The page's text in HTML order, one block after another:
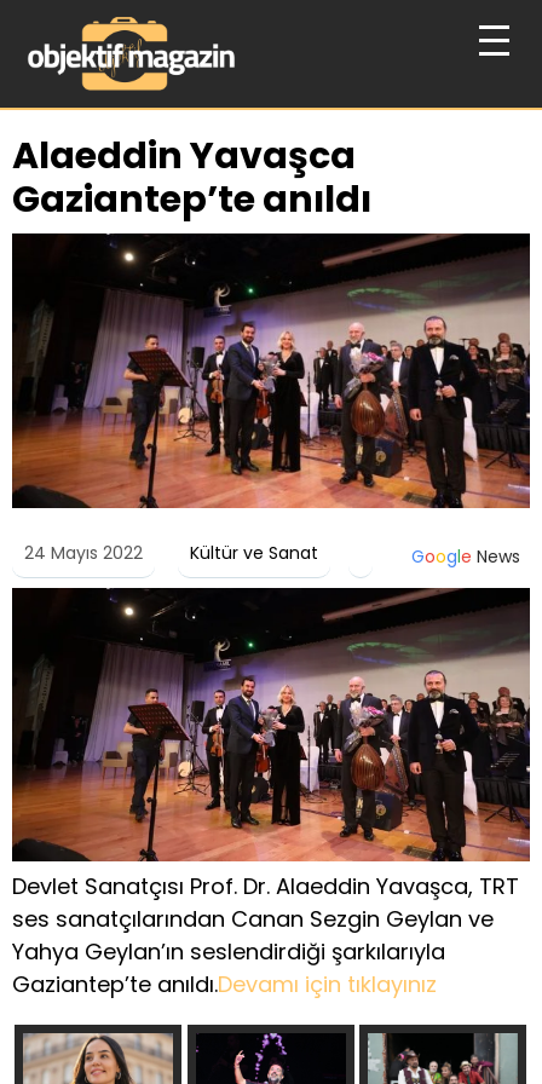
Alaeddin Yavaşca
Gaziantep’te anıldı
24 Mayıs 2022 Kültür ve Sanat Google News
Devlet Sanatçısı Prof. Dr. Alaeddin Yavaşca, TRT
ses sanatçılarından Canan Sezgin Geylan ve
Yahya Geylan’ın seslendirdiği şarkılarıyla
Gaziantep’te anıldı.Devamı için tıklayınız